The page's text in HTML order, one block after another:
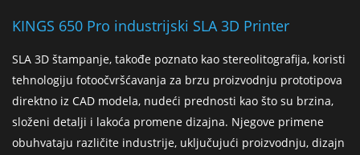
KINGS 650 Pro industrijski SLA 3D Printer
SLA 3D štampanje, takođe poznato kao stereolitografija, koristi
tehnologiju fotoočvršćavanja za brzu proizvodnju prototipova
direktno iz CAD modela, nudeći prednosti kao što su brzina,
složeni detalji i lakoća promene dizajna. Njegove primene
obuhvataju različite industrije, uključujući proizvodnju, dizajn